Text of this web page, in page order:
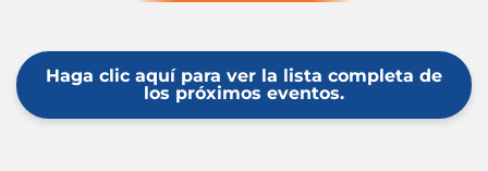
Haga clic aquí para ver la lista completa de
los próximos eventos.